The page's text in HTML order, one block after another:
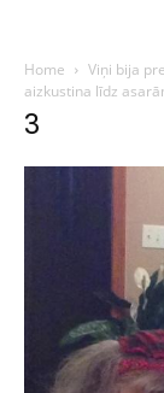
Home
Viņi bija
aizkustina līdz
3